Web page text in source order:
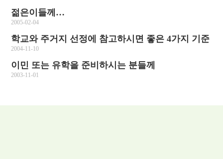
젊은이들께…
2005-02-04
학교와 주거지 선정에 참고하시면 좋은 4가지 기준
2004-11-10
이민 또는 유학을 준비하시는 분들께
2003-11-01